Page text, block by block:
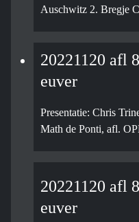
Auschwitz 2. Bregje
20221120 afl
euver
Presentatie: Chris
Math de Ponti, afl.
20221120 afl
euver